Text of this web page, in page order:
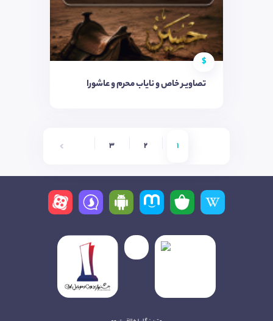
$
تصاویـر خاص و نایاب محرم و عاشورا
1
2
3